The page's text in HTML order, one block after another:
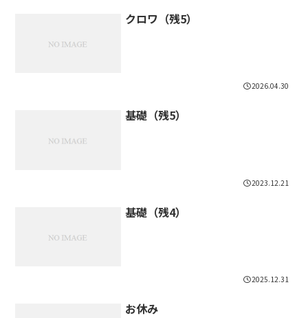
クロワ（残5）
2026.04.30
基礎（残5）
2023.12.21
基礎（残4）
2025.12.31
お休み